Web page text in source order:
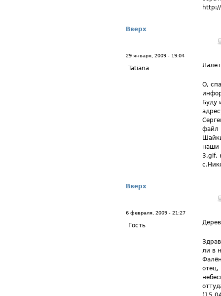
Вверх
29 января, 2009 - 19:04
Tatiana
О,
Буду
файл
наши
3.gif,
Вверх
6 февраля, 2009 - 21:27
Гость
ли в
отец,